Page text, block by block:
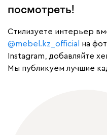
посмотреть!
Cтилизуете интерьер
@mebel.kz_official
на
Instagram, добавляйте
Мы публикуем лучшие